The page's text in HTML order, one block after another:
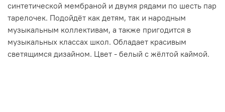
синтетической мембраной и двумя рядами по шесть пар
тарелочек. Подойдёт как детям, так и народным
музыкальным коллективам, а также пригодится в
музыкальных классах школ. Обладает красивым
светящимся дизайном. Цвет - белый с жёлтой каймой.